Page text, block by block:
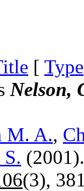
[ Type
Nelson,
M. A.,
(3),